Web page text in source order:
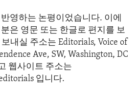
영하는 논평이었습니다. 이에
은 영문 또는 한글로 편지를 보
내실 주소는 Editorials, Voice of
Ave, SW, Washington, DC
웹사이트 주소는
입니다.